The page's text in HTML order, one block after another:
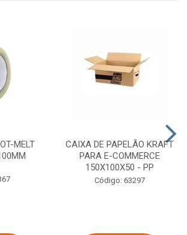
MELT
CAIXA DE PAPELÃO KRAFT
PARA E-COMMERCE
150X100X50 - PP
Código: 63297